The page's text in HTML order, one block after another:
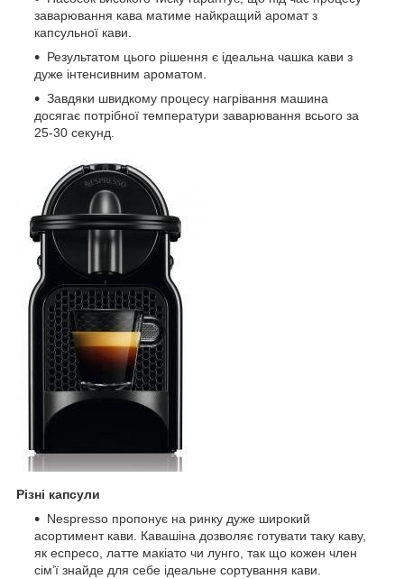
заварювання кава матиме найкращий аромат з
капсульної кави.
Результатом цього рішення є ідеальна чашка кави з
дуже інтенсивним ароматом.
Завдяки швидкому процесу нагрівання машина
досягає потрібної температури заварювання всього за
25-30 секунд.
Різні капсули
Nespresso пропонує на ринку дуже широкий
асортимент кави. Кавашіна дозволяє готувати таку каву,
як еспресо, латте макіато чи лунго, так що кожен член
сім’ї знайде для себе ідеальне сортування кави.